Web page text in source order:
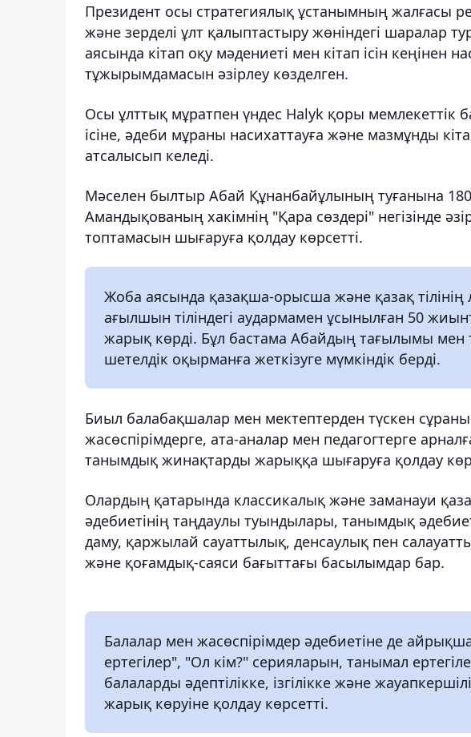
Президент осы стратегиялық ұстанымның жалғасы
және зерделі ұлт қалыптастыру жөніндегі шаралар
аясында кітап оқу мәдениеті мен кітап ісін кеңінен
тұжырымдамасын әзірлеу көзделген.
Осы ұлттық мұратпен үндес Halyk қоры мемлекеттік
ісіне, әдеби мұраны насихаттауға және мазмұнды
атсалысып келеді.
Мәселен былтыр Абай Құнанбайұлының туғанына
Амандықованың хакімнің "Қара сөздері" негізінде
топтамасын шығаруға қолдау көрсетті.
Жоба аясында қазақша-орысша және қазақ тілінің
ағылшын тіліндегі аудармамен ұсынылған 50
жарық көрді. Бұл бастама Абайдың тағылымы
шетелдік оқырманға жеткізуге мүмкіндік берді.
Биыл балабақшалар мен мектептерден түскен
жасөспірімдерге, ата-аналар мен педагогтерге
танымдық жинақтарды жарыққа шығаруға қолдау
Олардың қатарында классикалық және заманауи
әдебиетінің таңдаулы туындылары, танымдық
даму, қаржылай сауаттылық, денсаулық пен
және қоғамдық-саяси бағыттағы басылымдар бар.
Балалар мен жасөспірімдер әдебиетіне де
ертегілер", "Ол кім?" серияларын, танымал
балаларды әдептілікке, ізгілікке және
жарық көруіне қолдау көрсетті.